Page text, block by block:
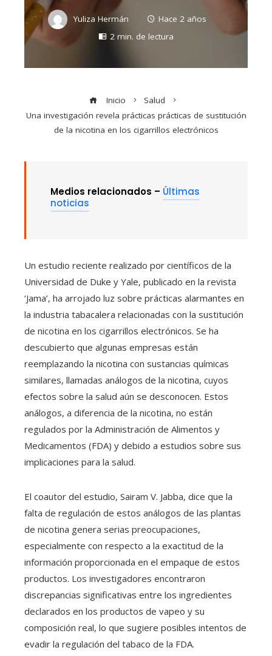
Yuliza Hermán
Hace 2 años
2 min. de lectura
Inicio
Salud
Una investigación revela prácticas prácticas de sustitución
de la nicotina en los cigarrillos electrónicos
Medios relacionados – Últimas
noticias
Un estudio reciente realizado por científicos de la
Universidad de Duke y Yale, publicado en la revista
‘Jama’, ha arrojado luz sobre prácticas alarmantes en
la industria tabacalera relacionadas con la sustitución
de nicotina en los cigarrillos electrónicos. Se ha
descubierto que algunas empresas están
reemplazando la nicotina con sustancias químicas
similares, llamadas análogos de la nicotina, cuyos
efectos sobre la salud aún se desconocen. Estos
análogos, a diferencia de la nicotina, no están
regulados por la Administración de Alimentos y
Medicamentos (FDA) y debido a estudios sobre sus
implicaciones para la salud.
El coautor del estudio, Sairam V. Jabba, dice que la
falta de regulación de estos análogos de las plantas
de nicotina genera serias preocupaciones,
especialmente con respecto a la exactitud de la
información proporcionada en el empaque de estos
productos. Los investigadores encontraron
discrepancias significativas entre los ingredientes
declarados en los productos de vapeo y su
composición real, lo que sugiere posibles intentos de
evadir la regulación del tabaco de la FDA.